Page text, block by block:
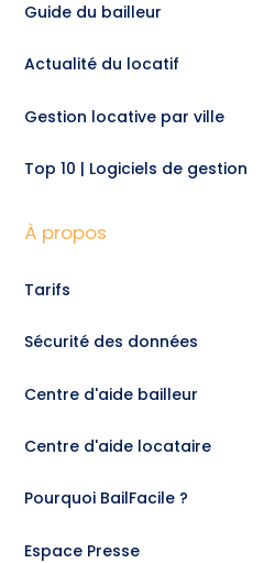
Guide du bailleur
Actualité du locatif
Gestion locative par ville
Top 10 | Logiciels de gestion
À propos
Tarifs
Sécurité des données
Centre d'aide bailleur
Centre d'aide locataire
Pourquoi BailFacile ?
Espace Presse